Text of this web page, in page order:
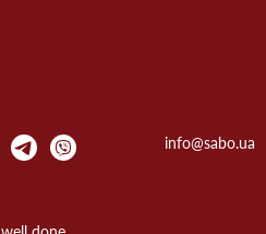
info@sabo.ua